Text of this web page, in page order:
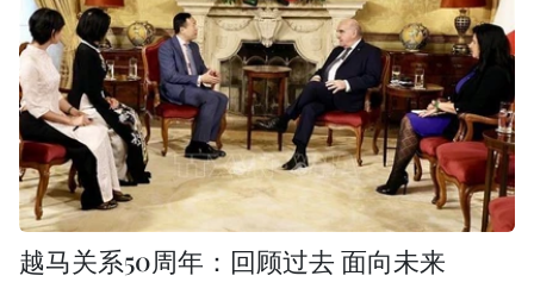
越马关系50周年：回顾过去 面向未来